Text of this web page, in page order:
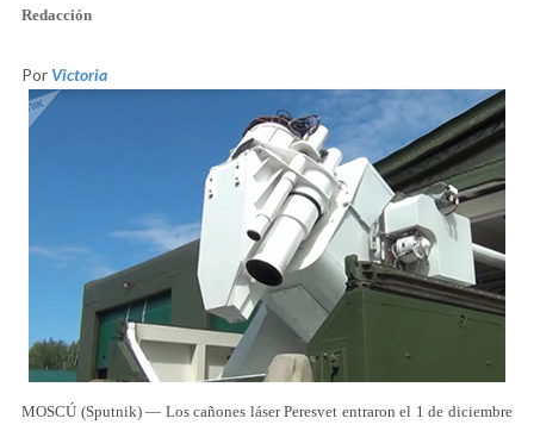
Redacción
Por Victoria
MOSCÚ (Sputnik) — Los cañones láser Peresvet entraron el 1 de diciembre